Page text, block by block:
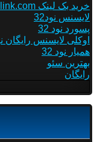
خرید بک لینک behtarinbacklink.com
لایسنس نود32
پسورد نود 32
اوکلی لایسنس رایگان نود
همیار نود 32
بهترین سئو
رایگان